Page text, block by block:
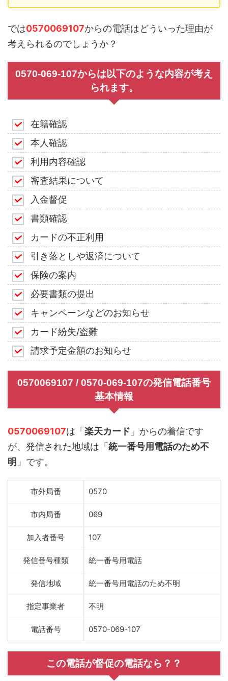
では0570069107からの電話はどういった理由が
考えられるのでしょうか？
0570-069-107からは以下のような内容が考え
られます。
在籍確認
本人確認
利用内容確認
審査結果について
入金督促
書類確認
カードの不正利用
引き落としや返済について
保険の案内
必要書類の提出
キャンペーンなどのお知らせ
カード紛失/盗難
請求予定金額のお知らせ
0570069107 / 0570-069-107の発信電話番号
基本情報
0570069107は「楽天カード 」からの着信です
が、発信された地域は「統一番号用電話のため不
明 」です。
市外局番 0570
市内局番 069
加入者番号 107
発信番号種類 統一番号用電話
発信地域 統一番号用電話のため不明
指定事業者 不明
電話番号 0570-069-107
この電話が督促の電話なら？？